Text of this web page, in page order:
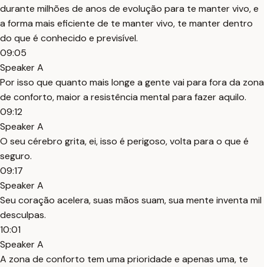
durante milhões de anos de evolução para te manter vivo, e
a forma mais eficiente de te manter vivo, te manter dentro
do que é conhecido e previsível.
09:05
Speaker A
Por isso que quanto mais longe a gente vai para fora da zona
de conforto, maior a resistência mental para fazer aquilo.
09:12
Speaker A
O seu cérebro grita, ei, isso é perigoso, volta para o que é
seguro.
09:17
Speaker A
Seu coração acelera, suas mãos suam, sua mente inventa mil
desculpas.
10:01
Speaker A
A zona de conforto tem uma prioridade e apenas uma, te